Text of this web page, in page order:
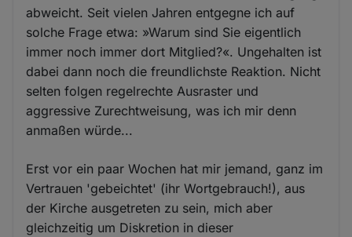
abweicht. Seit vielen Jahren entgegne ich auf
solche Frage etwa: »Warum sind Sie eigentlich
immer noch immer dort Mitglied?«. Ungehalten ist
dabei dann noch die freundlichste Reaktion. Nicht
selten folgen regelrechte Ausraster und
aggressive Zurechtweisung, was ich mir denn
anmaßen würde...
Erst vor ein paar Wochen hat mir jemand, ganz im
Vertrauen 'gebeichtet' (ihr Wortgebrauch!), aus
der Kirche ausgetreten zu sein, mich aber
gleichzeitig um Diskretion in dieser